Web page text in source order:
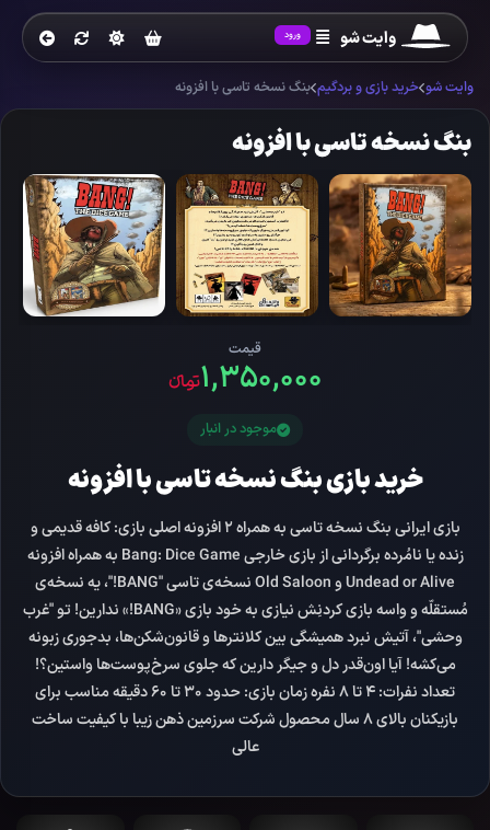
وایت شو ورود
وایت شو خرید بازی و بردگیم بنگ نسخه تاسی با افزونه
بنگ نسخه تاسی با افزونه
قیمت
۱,۳۵۰,۰۰۰تومانءء
موجود در انبار
خرید بازی بنگ نسخه تاسی با افزونه
بازی ایرانی بنگ نسخه تاسی به همراه 2 افزونه اصلی بازی: کافه قدیمی و
زنده یا نامُرده برگردانی از بازی خارجی Bang: Dice Game به همراه افزونه
Undead or Alive و Old Saloon نسخه‌ی تاسی "BANG!"، یه نسخه‌ی
مُستقلّه و واسه بازی کردنِش نیازی به خود بازی «BANG!» ندارین! تو "غرب
وحشی"، آتیش نبرد همیشگی بین کلانترها و قانون‌شکن‌ها، بدجوری زبونه
می‌کشه! آیا اون‌قدر دل و جیگر دارین که جلوی سرخ‌پوست‌ها واستین؟!
تعداد نفرات: 4 تا 8 نفره زمان بازی: حدود 30 تا 60 دقیقه مناسب برای
بازیکنان بالای 8 سال محصول شرکت سرزمین ذهن زیبا با کیفیت ساخت
عالی